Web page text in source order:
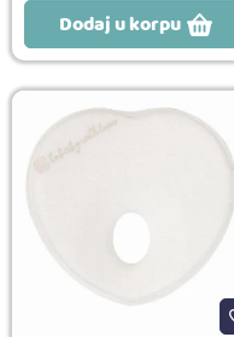
Dodaj u korpu